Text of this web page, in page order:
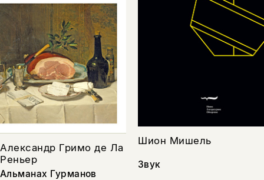
Александр Гримо де Ла
Реньер
Альманах Гурманов
Шион Мишель
Звук